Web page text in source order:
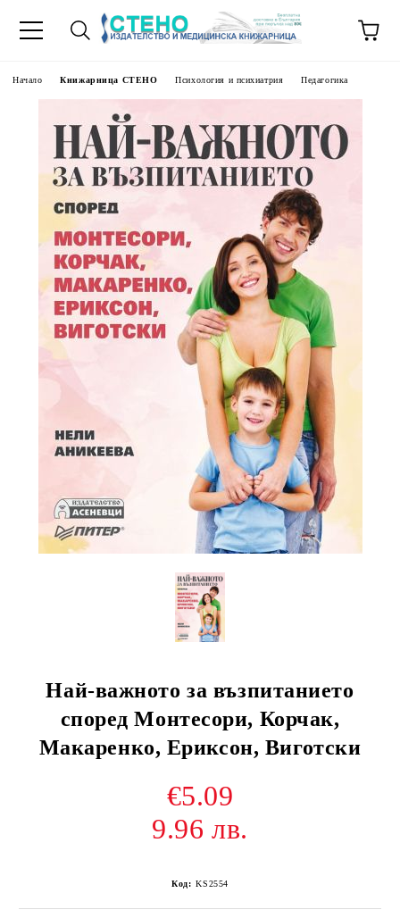
Начало Книжарница СТЕНО Психология и психиатрия Педагогика
Най-важното за възпитанието
според Монтесори, Корчак,
Макаренко, Ериксон, Виготски
€5.09
9.96 лв.
Код: KS2554